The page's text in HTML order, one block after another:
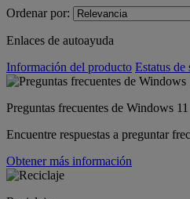
Ordenar por:
Enlaces de autoayuda
Información del producto Estatus de
Preguntas frecuentes de Windows 11
Encuentre respuestas a preguntar
Obtener más información